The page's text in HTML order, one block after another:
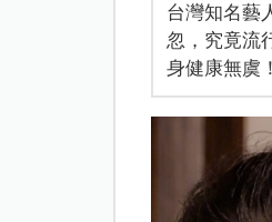
台灣知名藝
忽，究竟流
身健康無虞！